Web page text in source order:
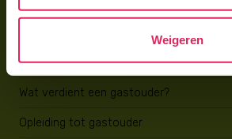
Weigeren
Gastouder worden
Wat verdient een gastouder?
Opleiding tot gastouder